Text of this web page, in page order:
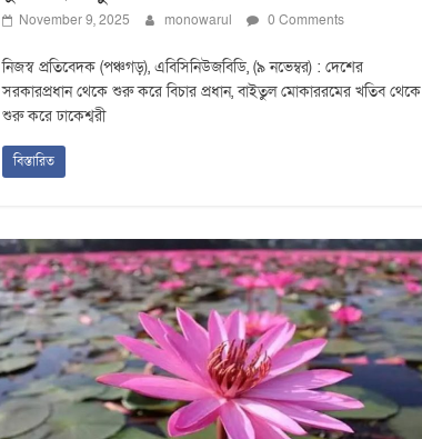
November 9, 2025 monowarul 0 Comments
নিজস্ব প্রতিবেদক (পঞ্চগড়), এবিসিনিউজবিডি, (৯ নভেম্বর) : দেশের
সরকারপ্রধান থেকে শুরু করে বিচার প্রধান, বাইতুল মোকাররমের খতিব থেকে
শুরু করে ঢাকেশ্বরী
বিস্তারিত